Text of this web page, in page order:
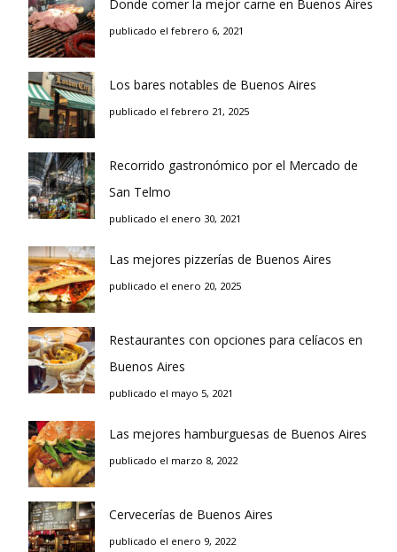
Donde comer la mejor carne en Buenos Aires
publicado el febrero 6, 2021
Los bares notables de Buenos Aires
publicado el febrero 21, 2025
Recorrido gastronómico por el Mercado de
San Telmo
publicado el enero 30, 2021
Las mejores pizzerías de Buenos Aires
publicado el enero 20, 2025
Restaurantes con opciones para celíacos en
Buenos Aires
publicado el mayo 5, 2021
Las mejores hamburguesas de Buenos Aires
publicado el marzo 8, 2022
Cervecerías de Buenos Aires
publicado el enero 9, 2022